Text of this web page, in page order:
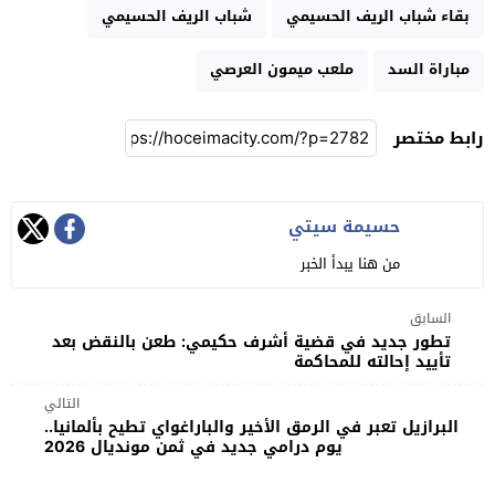
بقاء شباب الريف الحسيمي
شباب الريف الحسيمي
مباراة السد
ملعب ميمون العرصي
رابط مختصر
حسيمة سيتي
من هنا يبدأ الخبر
السابق
تطور جديد في قضية أشرف حكيمي: طعن بالنقض بعد
تأييد إحالته للمحاكمة
التالي
البرازيل تعبر في الرمق الأخير والباراغواي تطيح بألمانيا..
يوم درامي جديد في ثمن مونديال 2026